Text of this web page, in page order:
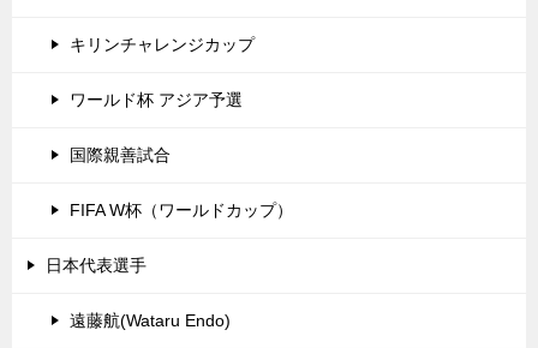
キリンチャレンジカップ
ワールド杯 アジア予選
国際親善試合
FIFA W杯（ワールドカップ）
日本代表選手
遠藤航(Wataru Endo)